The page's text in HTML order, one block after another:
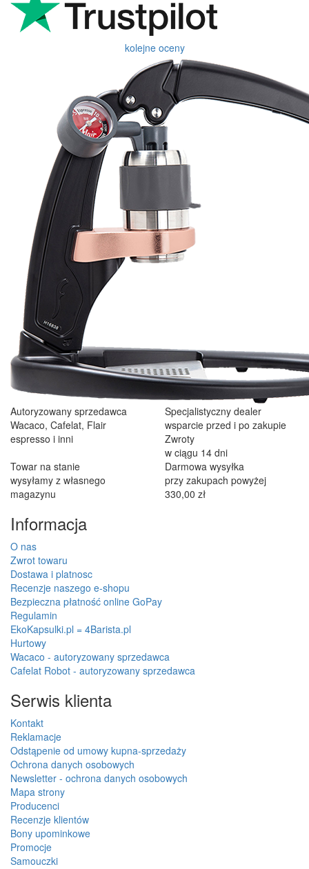
kolejne oceny
Autoryzowany sprzedawca
Wacaco, Cafelat, Flair
espresso i inni
Specjalistyczny dealer
wsparcie przed i po zakupie
Zwroty
w ciągu 14 dni
Towar na stanie
wysyłamy z własnego
magazynu
Darmowa wysyłka
przy zakupach powyżej
330,00 zł
Informacja
O nas
Zwrot towaru
Dostawa i platnosc
Recenzje naszego e-shopu
Bezpieczna płatność online GoPay
Regulamin
EkoKapsulki.pl = 4Barista.pl
Hurtowy
Wacaco - autoryzowany sprzedawca
Cafelat Robot - autoryzowany sprzedawca
Serwis klienta
Kontakt
Reklamacje
Odstąpenie od umowy kupna-sprzedaży
Ochrona danych osobowych
Newsletter - ochrona danych osobowych
Mapa strony
Producenci
Recenzje klientów
Bony upominkowe
Promocje
Samouczki